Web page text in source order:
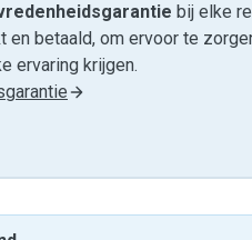
bij elke
en betaald, om ervoor te
ervaring krijgen.